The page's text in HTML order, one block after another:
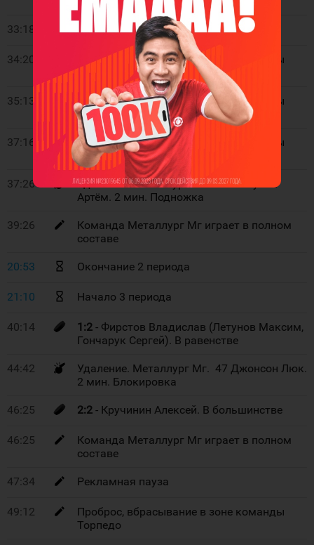
33:18 Рекламная пауза
34:20
Проброс, вбрасывание в зоне команды
Торпедо
35:13
Проброс, вбрасывание в зоне команды
Металлург Мг
37:16
Проброс, вбрасывание в зоне команды
Металлург Мг
37:26
Удаление. Металлург Мг. 72 Минулин
Артём. 2 мин. Подножка
39:26
Команда Металлург Мг играет в полном
составе
20:53 Окончание 2 периода
21:10 Начало 3 периода
40:14 1:2 - Фирстов Владислав (Летунов Максим,
Гончарук Сергей). В равенстве
44:42
Удаление. Металлург Мг. 47 Джонсон Люк.
2 мин. Блокировка
46:25 2:2 - Кручинин Алексей. В большинстве
46:25
Команда Металлург Мг играет в полном
составе
47:34 Рекламная пауза
49:12
Проброс, вбрасывание в зоне команды
Торпедо